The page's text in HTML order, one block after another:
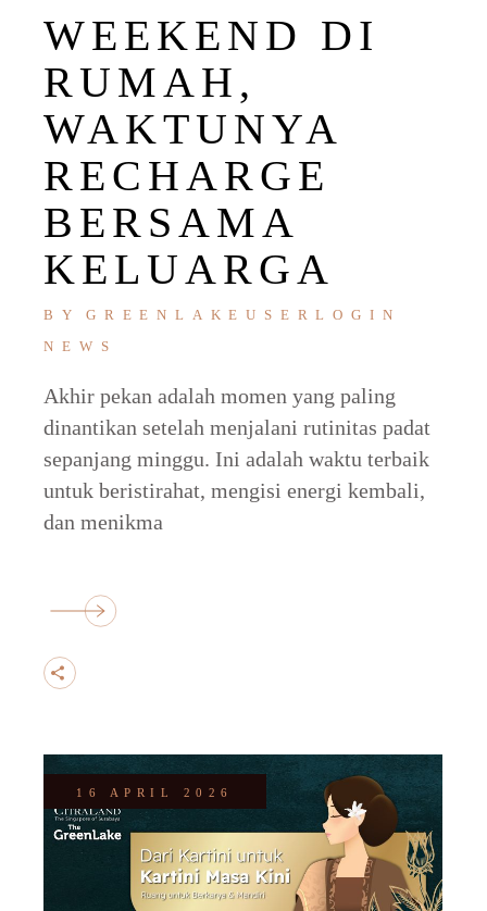
WEEKEND DI
RUMAH,
WAKTUNYA
RECHARGE
BERSAMA
KELUARGA
BY
GREENLAKEUSERLOGIN
NEWS
Akhir pekan adalah momen yang paling
dinantikan setelah menjalani rutinitas padat
sepanjang minggu. Ini adalah waktu terbaik
untuk beristirahat, mengisi energi kembali,
dan menikma
16 APRIL 2026